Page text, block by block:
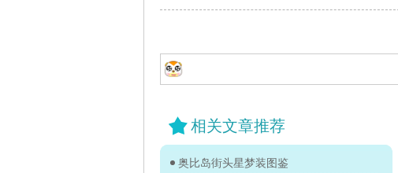
相关文章推荐
奥比岛街头星梦装图鉴